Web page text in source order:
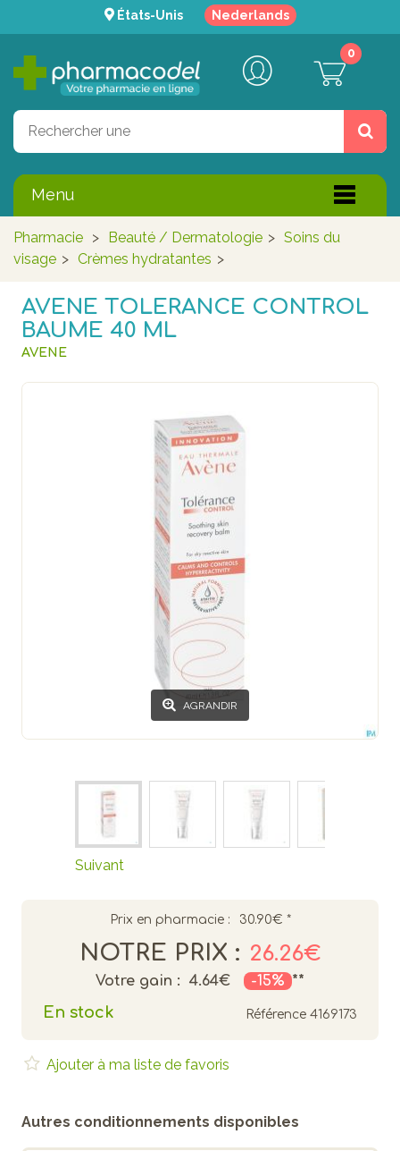
États-Unis Nederlands
0
Menu
Pharmacie > Beauté / Dermatologie > Soins du
visage > Crèmes hydratantes >
AVENE TOLERANCE CONTROL
BAUME 40 ML
AVENE
AGRANDIR
Suivant
Prix en pharmacie : 30.90€ *
NOTRE PRIX : 26.26€
Votre gain : 4.64€ -15% **
En stock Référence 4169173
Ajouter à ma liste de favoris
Autres conditionnements disponibles